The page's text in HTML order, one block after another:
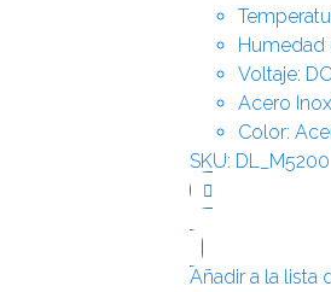
Humedad
Voltaje:
Acero
Color:
SKU: DL_M5200
Añadir a la lista